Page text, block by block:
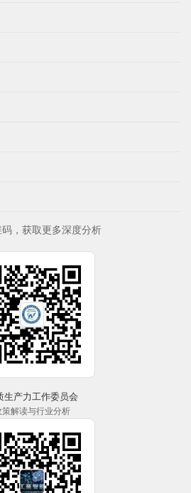
，获取更多深度分析
生产力工作委员会
解读与行业分析